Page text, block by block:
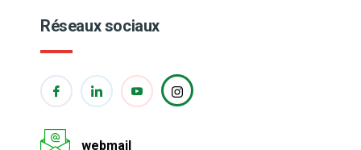
Réseaux sociaux
webmail